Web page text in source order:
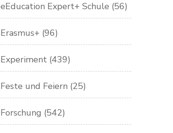
eEducation Expert+ Schule (56)
Erasmus+ (96)
Experiment (439)
Feste und Feiern (25)
Forschung (542)